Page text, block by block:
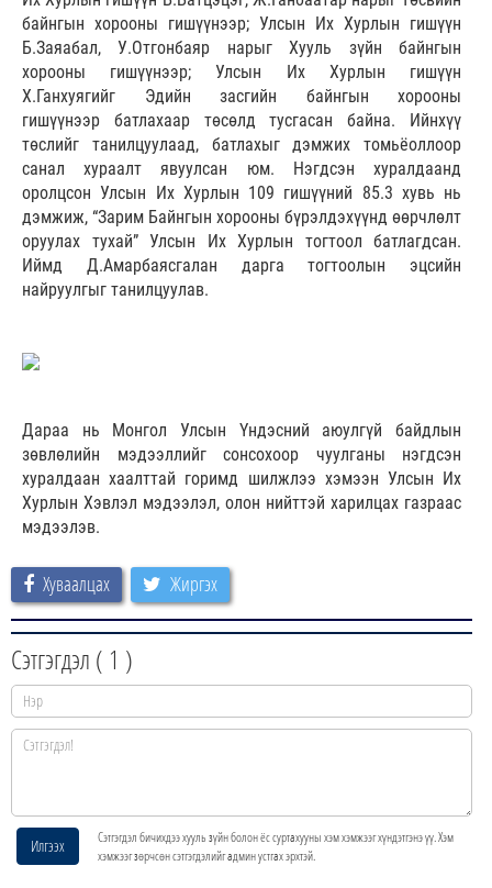
байнгын хорооны гишүүнээр; Улсын Их Хурлын гишүүн
Б.Заяабал, У.Отгонбаяр нарыг Хууль зүйн байнгын
хорооны гишүүнээр; Улсын Их Хурлын гишүүн
Х.Ганхуягийг Эдийн засгийн байнгын хорооны
гишүүнээр батлахаар төсөлд тусгасан байна. Ийнхүү
төслийг танилцуулаад, батлахыг дэмжих томьёоллоор
санал хураалт явуулсан юм. Нэгдсэн хуралдаанд
оролцсон Улсын Их Хурлын 109 гишүүний 85.3 хувь нь
дэмжиж, “Зарим Байнгын хорооны бүрэлдэхүүнд өөрчлөлт
оруулах тухай” Улсын Их Хурлын тогтоол батлагдсан.
Иймд Д.Амарбаясгалан дарга тогтоолын эцсийн
найруулгыг танилцуулав.
Дараа нь Монгол Улсын Үндэсний аюулгүй байдлын
зөвлөлийн мэдээллийг сонсохоор чуулганы нэгдсэн
хуралдаан хаалттай горимд шилжлээ хэмээн Улсын Их
Хурлын Хэвлэл мэдээлэл, олон нийттэй харилцах газраас
мэдээлэв.
Хуваалцах Жиргэх
Сэтгэгдэл ( 1 )
Илгээх
Сэтгэгдэл бичихдээ хууль зүйн болон ёс суртахууны хэм хэмжээг хүндэтгэнэ үү. Хэм
хэмжээг зөрчсөн сэтгэгдэлийг админ устгах эрхтэй.